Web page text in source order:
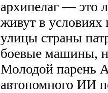
архипелаг — это
живут в условиях
улицы страны
боевые машины,
Молодой парень
автономного ИИ